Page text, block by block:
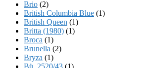
Brio (2)
British Columbia Blue (1)
British Queen (1)
Britta (1980) (1)
Broca (1)
Brunella (2)
Bryza (1)
Bü. 2520/43 (1)